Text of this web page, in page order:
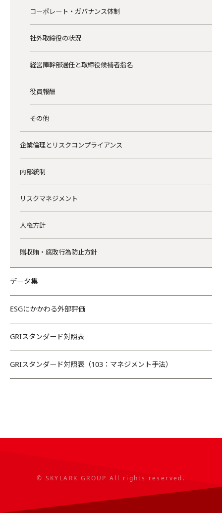
コーポレート・ガバナンス体制
社外取締役の状況
経営陣幹部選任と取締役候補者指名
役員報酬
その他
企業倫理とリスクコンプライアンス
内部統制
リスクマネジメント
人権方針
贈収賄・腐敗行為防止方針
データ集
ESGにかかわる外部評価
GRIスタンダード対照表
GRIスタンダード対照表（103：マネジメント手法）
© SKYLARK GROUP All rights reserved.